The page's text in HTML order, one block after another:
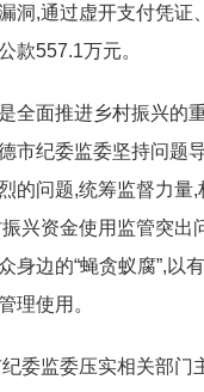
洞,通过虚开支付凭证
款557.1万元。
全面推进乡村振兴的
市纪委监委坚持问题
的问题,统筹监督力量,
兴资金使用监管突出
身边的“蝇贪蚁腐”,以
理使用。
委监委压实相关部门